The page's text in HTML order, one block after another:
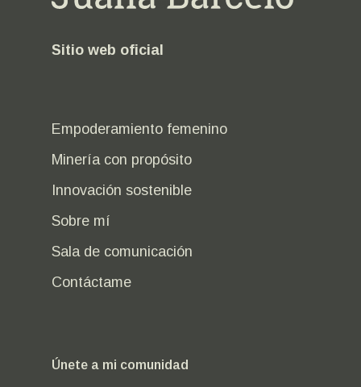
Sitio web oficial
Empoderamiento femenino
Minería con propósito
Innovación sostenible
Sobre mí
Sala de comunicación
Contáctame
Únete a mi comunidad